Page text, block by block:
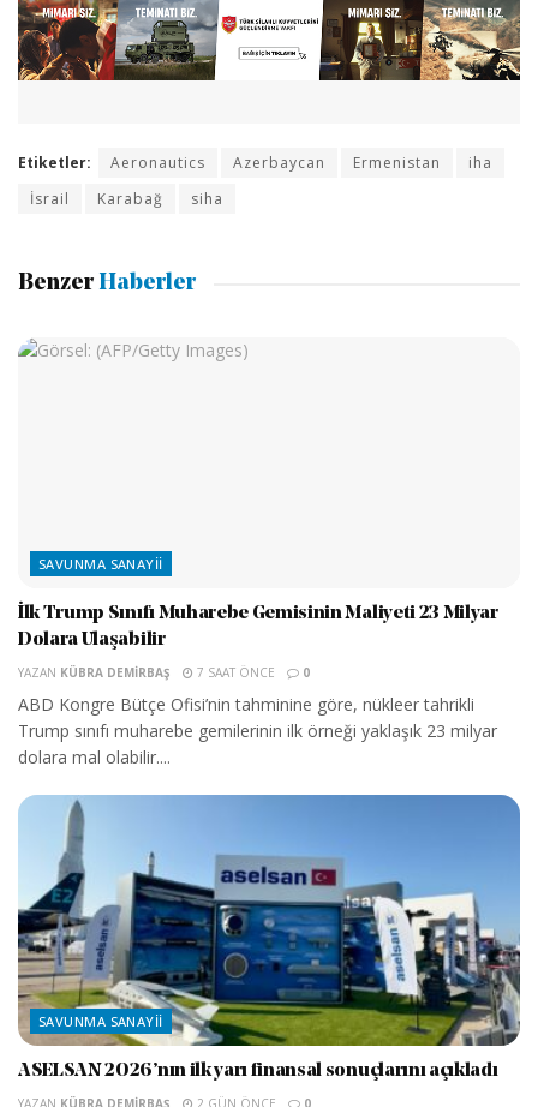
Etiketler: Aeronautics Azerbaycan Ermenistan
iha
İsrail
Karabağ siha
Benzer Haberler
SAVUNMA SANAYII
İlk Trump Sınıfı Muharebe Gemisinin Maliyeti 23 Milyar
Dolara Ulaşabilir
YAZAN KÜBRA DEMIRBAŞ 7 SAAT ÖNCE 0
ABD Kongre Bütçe Ofisi’nin tahminine göre, nükleer tahrikli
Trump sınıfı muharebe gemilerinin ilk örneği yaklaşık 23 milyar
dolara mal olabilir....
SAVUNMA SANAYII
ASELSAN 2026’nın ilk yarı finansal sonuçlarını açıkladı
YAZAN KÜBRA DEMIRBAŞ 2 GÜN ÖNCE 0